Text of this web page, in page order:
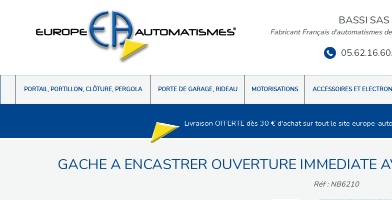
BASSI SAS
Fabricant Français d'automatismes
PORTAIL, PORTILLON, CLÔTURE, PERGOLA PORTE DE GARAGE, RIDEAU MOTORISATIONS ACCESSOIRES ET
Livraison OFFERTE dès 30 € d'achat sur tout le site europe-
GACHE A ENCASTRER OUVERTURE IMMEDIATE
Réf : NB6210